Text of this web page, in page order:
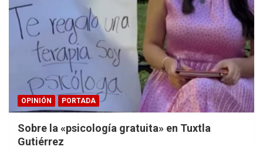
OPINIÓN PORTADA
Sobre la «psicología gratuita» en Tuxtla
Gutiérrez